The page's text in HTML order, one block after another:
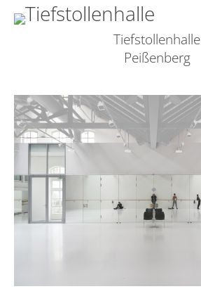
Tiefstollenhalle
Peißenberg